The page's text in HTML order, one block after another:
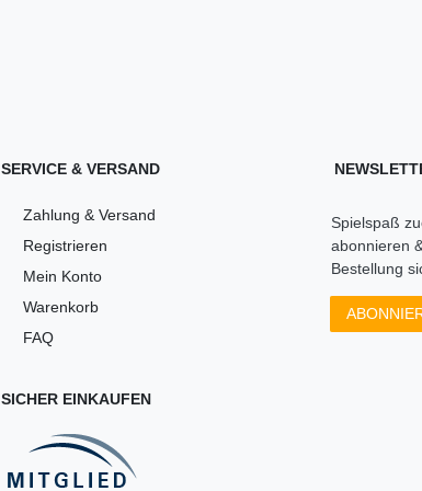
SERVICE & VERSAND
Zahlung & Versand
Registrieren
Mein Konto
Warenkorb
FAQ
SICHER EINKAUFEN
Spielspaß
abonnieren
Bestellung